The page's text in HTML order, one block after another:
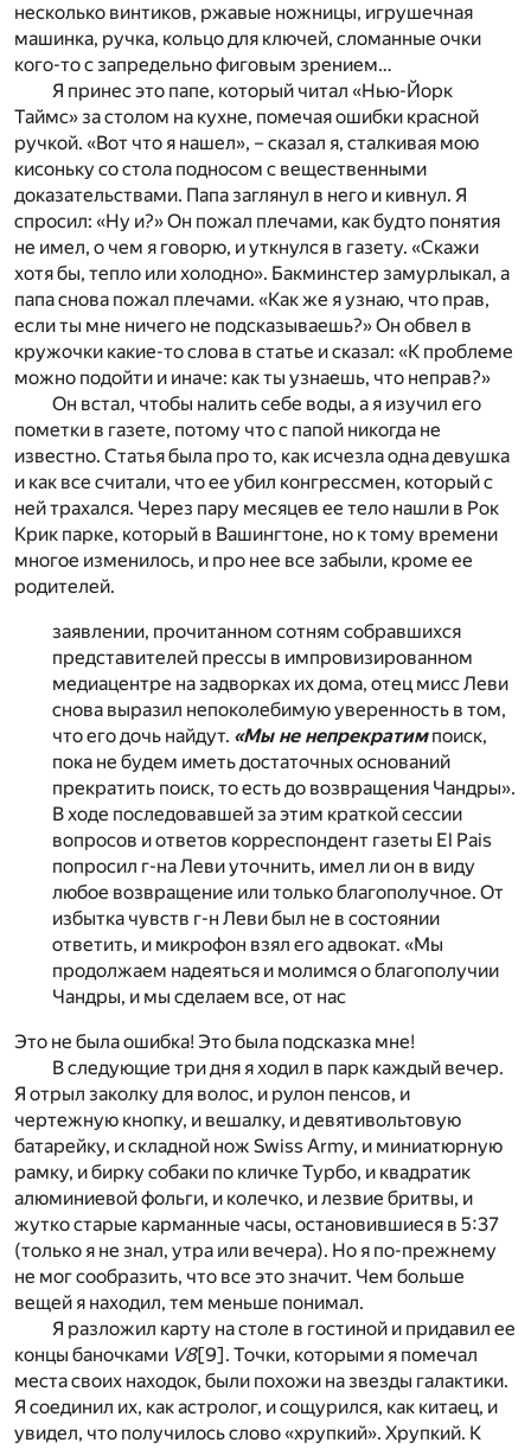
несколько винтиков, ржавые ножницы, игрушечная
машинка, ручка, кольцо для ключей, сломанные очки
кого-то с запредельно фиговым зрением…
Я принес это папе, который читал «Нью-Йорк
Таймс» за столом на кухне, помечая ошибки красной
ручкой. «Вот что я нашел», – сказал я, сталкивая мою
кисоньку со стола подносом с вещественными
доказательствами. Папа заглянул в него и кивнул. Я
спросил: «Ну и?» Он пожал плечами, как будто понятия
не имел, о чем я говорю, и уткнулся в газету. «Скажи
хотя бы, тепло или холодно». Бакминстер замурлыкал, а
папа снова пожал плечами. «Как же я узнаю, что прав,
если ты мне ничего не подсказываешь?» Он обвел в
кружочки какие-то слова в статье и сказал: «К проблеме
можно подойти и иначе: как ты узнаешь, что неправ?»
Он встал, чтобы налить себе воды, а я изучил его
пометки в газете, потому что с папой никогда не
известно. Статья была про то, как исчезла одна девушка
и как все считали, что ее убил конгрессмен, который с
ней трахался. Через пару месяцев ее тело нашли в Рок
Крик парке, который в Вашингтоне, но к тому времени
многое изменилось, и про нее все забыли, кроме ее
родителей.
заявлении, прочитанном сотням собравшихся
представителей прессы в импровизированном
медиацентре на задворках их дома, отец мисс Леви
снова выразил непоколебимую уверенность в том,
что его дочь найдут. «Мы не непрекратимпоиск,
пока не будем иметь достаточных оснований
прекратить поиск, то есть до возвращения Чандры».
В ходе последовавшей за этим краткой сессии
вопросов и ответов корреспондент газеты El Pais
попросил г-на Леви уточнить, имел ли он в виду
любое возвращение или только благополучное. От
избытка чувств г-н Леви был не в состоянии
ответить, и микрофон взял его адвокат. «Мы
продолжаем надеяться и молимся о благополучии
Чандры, и мы сделаем все, от нас
Это не была ошибка! Это была подсказка мне!
В следующие три дня я ходил в парк каждый вечер.
Я отрыл заколку для волос, и рулон пенсов, и
чертежную кнопку, и вешалку, и девятивольтовую
батарейку, и складной нож Swiss Army, и миниатюрную
рамку, и бирку собаки по кличке Турбо, и квадратик
алюминиевой фольги, и колечко, и лезвие бритвы, и
жутко старые карманные часы, остановившиеся в 5:37
(только я не знал, утра или вечера). Но я по-прежнему
не мог сообразить, что все это значит. Чем больше
вещей я находил, тем меньше понимал.
Я разложил карту на столе в гостиной и придавил ее
концы баночками V8[9] . Точки, которыми я помечал
места своих находок, были похожи на звезды галактики.
Я соединил их, как астролог, и сощурился, как китаец, и
увидел, что получилось слово «хрупкий». Хрупкий. К